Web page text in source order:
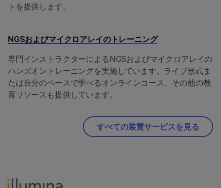
トを提供します。
NGSおよびマイクロアレイのトレーニング
専門インストラクターによるNGSおよびマイクロアレイの
ハンズオントレーニングを実施しています。ライブ形式ま
たは自分のペースで学べるオンラインコース、その他の教
育リソースも提供しています。
すべての装置サービスを見る